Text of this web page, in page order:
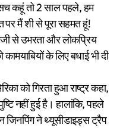
कहूं तो 2 साल पहले, हम
पर मैं शी से पूरा सहमत हूं!
से उभरता और लोकप्रिय
के लिए बधाई भी दी
को गिरता हुआ राष्ट्र कहा,
नहीं हुई है। हालांकि, पहले
जिनपिंग ने थ्यूसीडाइड्स ट्रैप